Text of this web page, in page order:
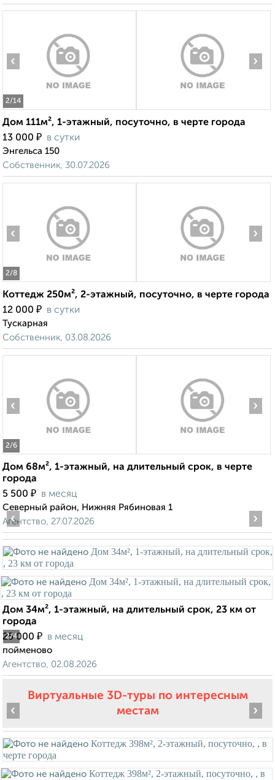
2/14
‹ ›
Дом 111м², 1-этажный, посуточно, в черте города
13 000 ₽ в сутки
Энгельса 150
Собственник, 30.07.2026
2/8
‹ ›
Коттедж 250м², 2-этажный, посуточно, в черте города
12 000 ₽ в сутки
Тускарная
Собственник, 03.08.2026
2/6
‹ ›
Дом 68м², 1-этажный, на длительный срок, в черте
города
5 500 ₽ в месяц
Северный район, Нижняя Рябиновая 1
Агентство, 27.07.2026
2/4
‹ ›
Дом 34м², 1-этажный, на длительный срок, 23 км от
города
25 000 ₽ в месяц
пойменово
Агентство, 02.08.2026
Виртуальные 3D-туры по интересным
местам
‹ ›